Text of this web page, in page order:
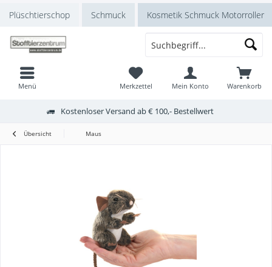
Plüschtierschop Schmuck Kosmetik Schmuck Motorroller
Menü Warenkorb
Merkzettel Mein Konto
Kostenloser Versand ab € 100,- Bestellwert
Übersicht Maus